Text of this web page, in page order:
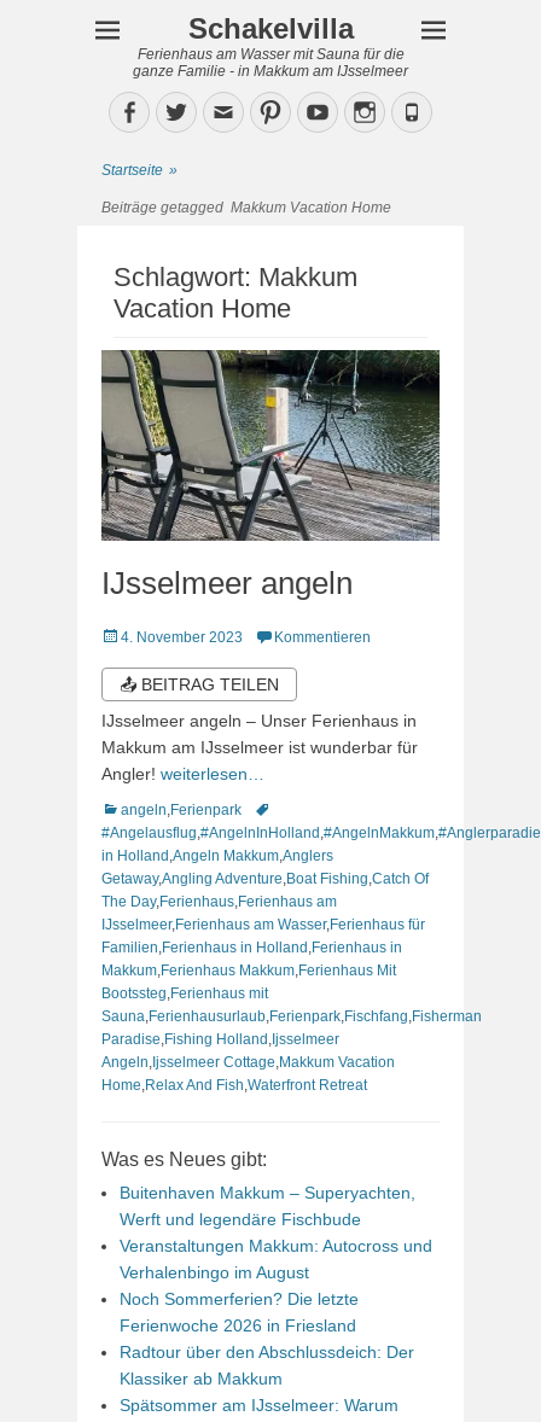
Schakelvilla
Ferienhaus am Wasser mit Sauna für die
ganze Familie - in Makkum am IJsselmeer
Facebook
TwitterEmailPinterestYouTubeInstagram
Phone
Startseite »
Beiträge getagged Makkum Vacation Home
Schlagwort: Makkum
Vacation Home
IJsselmeer angeln
Veröffentlicht
4. November 2023 Kommentieren
📤 BEITRAG TEILEN
IJsselmeer angeln – Unser Ferienhaus in
Makkum am IJsselmeer ist wunderbar für
Angler! weiterlesen…
Kategorien
angeln Ferienpark
Schlagworte
#Angelausflug #AngelnInHolland #AngelnMakkum
in Holland Angeln Makkum Anglers
Getaway,Angling Adventure Boat Fishing Catch Of
The Day, Ferienhaus Ferienhaus am
IJsselmeer, Ferienhaus am Wasser, Ferienhaus für
Familien Ferienhaus in Holland Ferienhaus in
Makkum Ferienhaus Makkum Ferienhaus Mit
Bootssteg Ferienhaus mit
Sauna Ferienhausurlaub Ferienpark Fischfang Fisherman
Paradise Fishing Holland Ijsselmeer
Angeln Ijsselmeer Cottage Makkum Vacation
Home Relax And Fish Waterfront Retreat
Was es Neues gibt:
Buitenhaven Makkum – Superyachten,
Werft und legendäre Fischbude
Veranstaltungen Makkum: Autocross und
Verhalenbingo im August
Noch Sommerferien? Die letzte
Ferienwoche 2026 in Friesland
Radtour über den Abschlussdeich: Der
Klassiker ab Makkum
Spätsommer am IJsselmeer: Warum